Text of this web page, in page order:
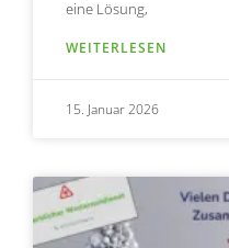
eine Lösung,
WEITERLESEN
15. Januar 2026